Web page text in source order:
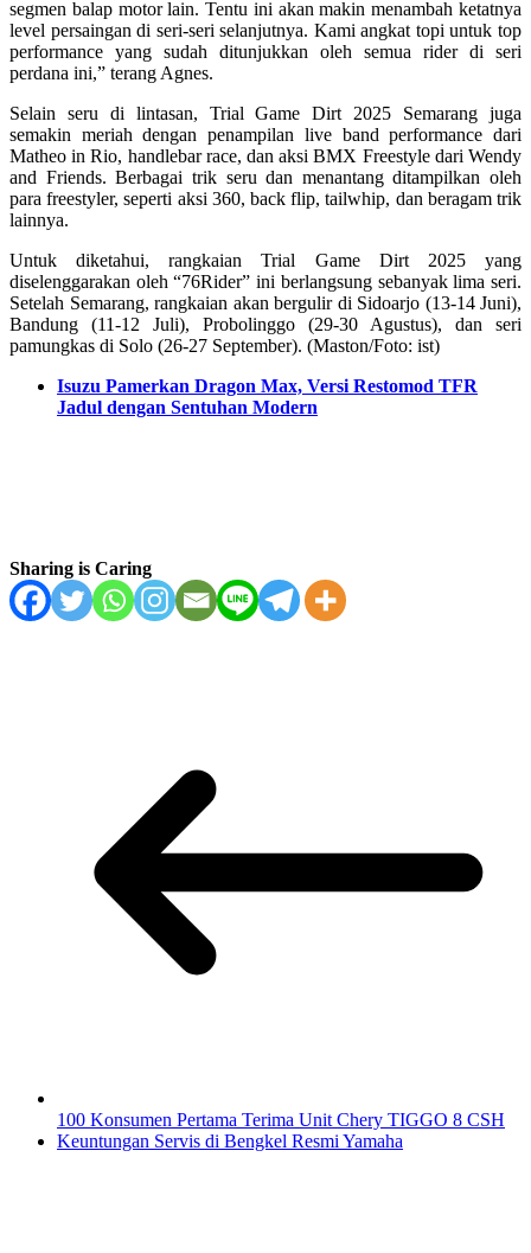
segmen balap motor lain. Tentu ini akan makin menambah ketatnya
level persaingan di seri-seri selanjutnya. Kami angkat topi untuk top
performance yang sudah ditunjukkan oleh semua rider di seri
perdana ini,” terang Agnes.
Selain seru di lintasan, Trial Game Dirt 2025 Semarang juga
semakin meriah dengan penampilan live band performance dari
Matheo in Rio, handlebar race, dan aksi BMX Freestyle dari Wendy
and Friends. Berbagai trik seru dan menantang ditampilkan oleh
para freestyler, seperti aksi 360, back flip, tailwhip, dan beragam trik
lainnya.
Untuk diketahui, rangkaian Trial Game Dirt 2025 yang
diselenggarakan oleh “76Rider” ini berlangsung sebanyak lima seri.
Setelah Semarang, rangkaian akan bergulir di Sidoarjo (13-14 Juni),
Bandung (11-12 Juli), Probolinggo (29-30 Agustus), dan seri
pamungkas di Solo (26-27 September). (Maston/Foto: ist)
Isuzu Pamerkan Dragon Max, Versi Restomod TFR
Jadul dengan Sentuhan Modern
Sharing is Caring
100 Konsumen Pertama Terima Unit Chery TIGGO 8 CSH
Keuntungan Servis di Bengkel Resmi Yamaha